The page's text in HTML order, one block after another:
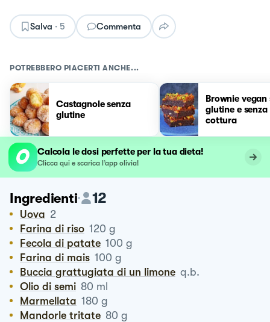
Salva · 5 Commenta
POTREBBERO PIACERTI ANCHE...
Castagnole senza
glutine
Brownie vegan
glutine e senza
cottura
Calcola le dosi perfette per la tua dieta!
Clicca qui e scarica l’app olivia!
Ingredienti 12
Uova 2
Farina di riso 120 g
Fecola di patate 100 g
Farina di mais 100 g
Buccia grattugiata di un limone q.b.
Olio di semi 80 ml
Marmellata 180 g
Mandorle tritate 80 g